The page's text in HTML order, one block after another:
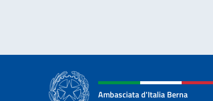
Ambasciata d'Italia Berna